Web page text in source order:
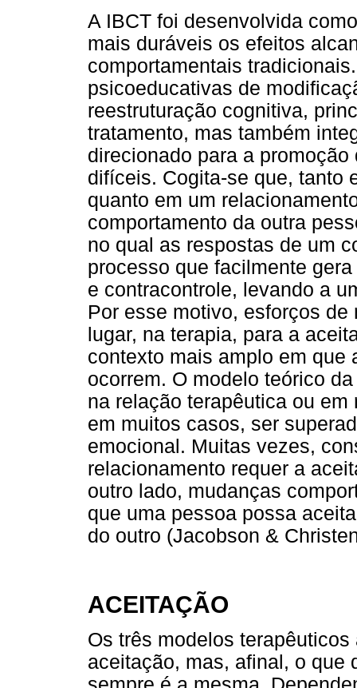
A IBCT foi desenvolvida
mais duráveis os efeitos
comportamentais
psicoeducativas de
reestruturação cognitiva,
tratamento, mas também
direcionado para a
difíceis. Cogita-se que, tanto
quanto em um
comportamento da outra
no qual as respostas de um
processo que facilmente
e contracontrole, levando a
Por esse motivo, esforços
lugar, na terapia, para a
contexto mais amplo em que
ocorrem. O modelo teórico
na relação terapêutica ou
em muitos casos, ser
emocional. Muitas vezes,
relacionamento requer a
outro lado, mudanças
que uma pessoa possa
do outro (Jacobson &
ACEITAÇÃO
Os três modelos
aceitação, mas, afinal, o que